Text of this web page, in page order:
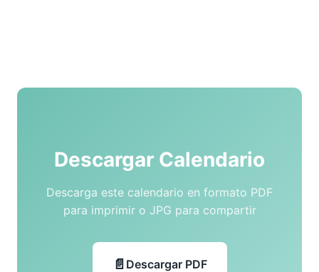
Descargar Calendario
Descarga este calendario en formato PDF
para imprimir o JPG para compartir
Descargar PDF